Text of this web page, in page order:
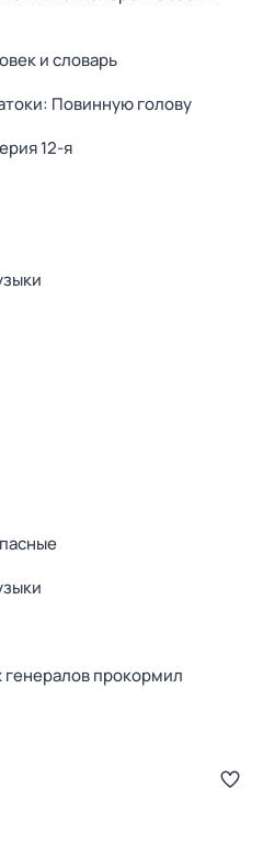
и словарь
Повинную голову
12-я
генералов прокормил